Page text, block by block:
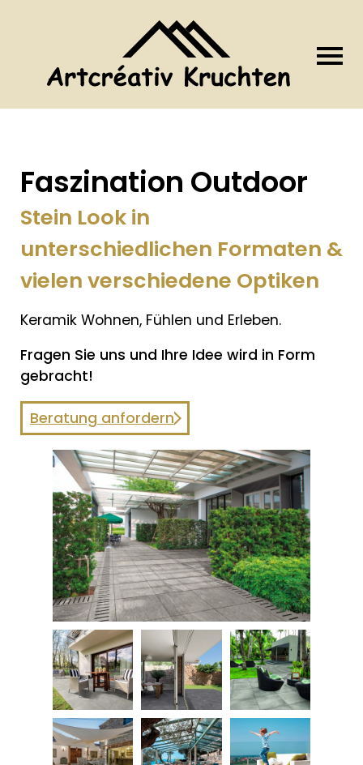
Faszination Outdoor
Stein Look in
unterschiedlichen Formaten &
vielen verschiedene Optiken
Keramik Wohnen, Fühlen und Erleben.
Fragen Sie uns und Ihre Idee wird in Form
gebracht!
Beratung anfordern